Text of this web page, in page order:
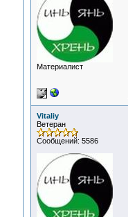
Материалист
Vitaliy
Ветеран
Сообщений: 5586